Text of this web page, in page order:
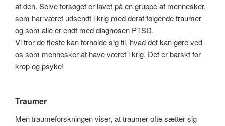
af den. Selve forsøget er lavet på en gruppe af mennesker,
som har været udsendt i krig med deraf følgende traumer
og som alle er endt med diagnosen PTSD.
Vi tror de fleste kan forholde sig til, hvad det kan gøre ved
os som mennesker at have været i krig. Det er barskt for
krop og psyke!
Traumer
Men traumeforskningen viser, at traumer ofte sætter sig